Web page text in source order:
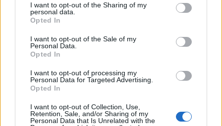
I want to opt-out of the Sharing of my
personal data.
Opted In
I want to opt-out of the Sale of my
Personal Data.
Opted In
I want to opt-out of processing my
Personal Data for Targeted Advertising.
Opted In
I want to opt-out of Collection, Use,
Retention, Sale, and/or Sharing of my
Personal Data that Is Unrelated with the
Per i nuovi clienti “All Inclusive”:
sottoscrivendo contemporaneamente TIM WiFi Casa, la TV di
TIM (TimVision) e un’offerta mobile TIM, insieme alle nuove
offerte TIM Energia Luce e Gas, potranno beneficiare di
fino a 190 euro per 12 mesi. Questi sconti verranno ripartiti in
rate nelle rispettive bollette TIM o nelle fatture di fornitura TIM
Energia.